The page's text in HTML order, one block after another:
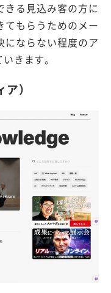
きる見込み客の方に
てもらうためのメー
にならない程度のア
きます。
）